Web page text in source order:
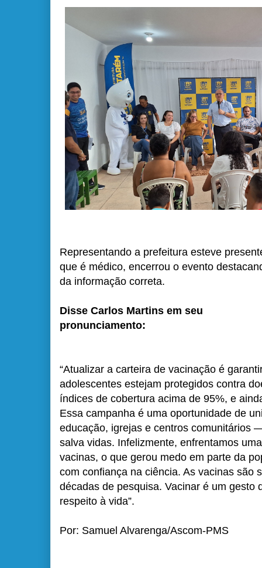
Representando a prefeitura esteve
que é médico, encerrou o evento
da informação correta.
Disse Carlos Martins em seu
pronunciamento:
“Atualizar a carteira de vacinação é
adolescentes estejam protegidos contra
índices de cobertura acima de 95%, e
Essa campanha é uma oportunidade de
educação, igrejas e centros comunitários
salva vidas. Infelizmente, enfrentamos
vacinas, o que gerou medo em parte da
com confiança na ciência. As vacinas são
décadas de pesquisa. Vacinar é um gesto
respeito à vida”.
Por: Samuel Alvarenga/Ascom-PMS